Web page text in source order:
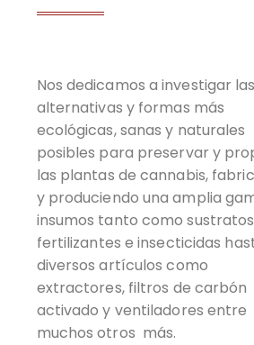
Nos dedicamos a investigar las
alternativas y formas más
ecológicas, sanas y naturales
posibles para preservar y
las plantas de cannabis,
y produciendo una amplia
insumos tanto como
fertilizantes e insecticidas
diversos artículos como
extractores, filtros de carbón
activado y ventiladores entre
muchos otros más.